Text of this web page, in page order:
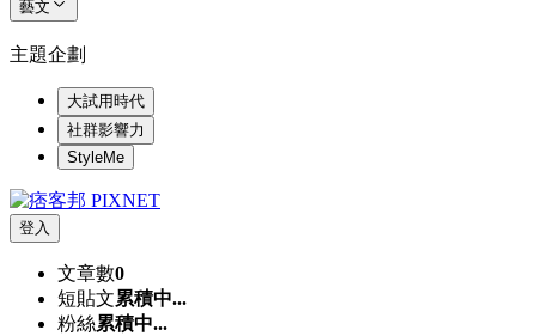
藝文
主題企劃
大試用時代
社群影響力
StyleMe
登入
文章數0
短貼文累積中...
粉絲累積中...